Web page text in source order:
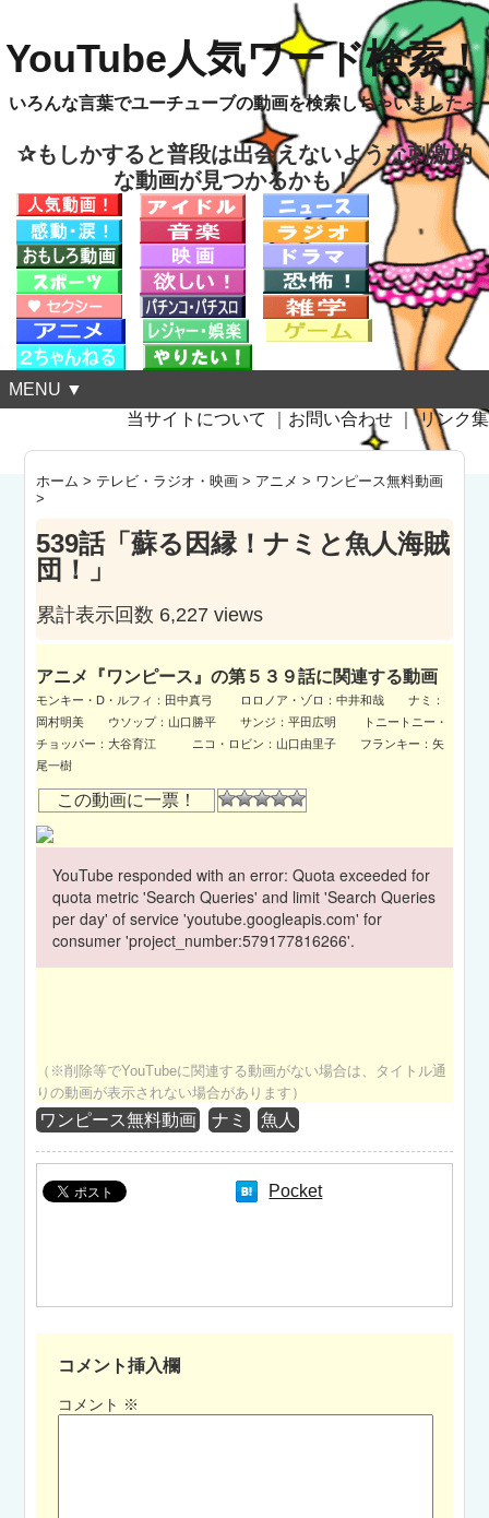
YouTube人気ワード検索！
いろんな言葉でユーチューブの動画を検索しちゃいました～
✰もしかすると普段は出会えないような刺激的
な動画が見つかるかも！
MENU ▼
当サイトについて
お問い合わせ ｜リンク集
ホーム > テレビ・ラジオ・映画 > アニメ > ワンピース無料動画
>
539話「蘇る因縁！ナミと魚人海賊
団！」
累計表示回数 6,227 views
アニメ『ワンピース』の第５３９話に関連する動画
モンキー・D・ルフィ：田中真弓 ロロノア・ゾロ：中井和哉 ナミ：
岡村明美 ウソップ：山口勝平 サンジ：平田広明 トニートニー・
チョッパー：大谷育江 ニコ・ロビン：山口由里子 フランキー：矢
尾一樹
この動画に一票！
YouTube responded with an error: Quota exceeded for
quota metric 'Search Queries' and limit 'Search Queries
per day' of service 'youtube.googleapis.com' for
consumer 'project_number:579177816266'.
（※削除等でYouTubeに関連する動画がない場合は、タイトル通
りの動画が表示されない場合があります）
ワンピース無料動画 ナミ 魚人
Pocket
コメント挿入欄
コメント ※